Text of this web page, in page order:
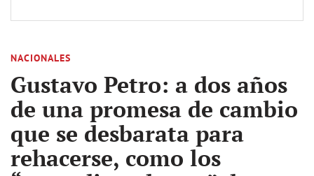
NACIONALES
Gustavo Petro: a dos años
de una promesa de cambio
que se desbarata para
rehacerse, como los